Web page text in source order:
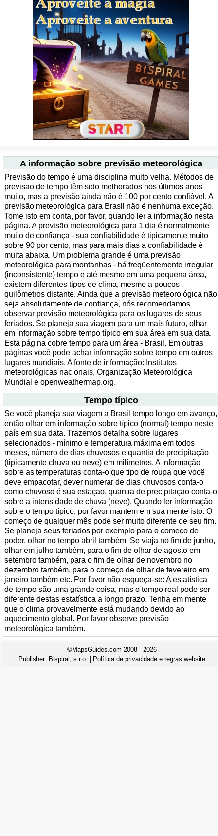
A informação sobre previsão meteorológica
Previsão do tempo é uma disciplina muito velha. Métodos de
previsão de tempo têm sido melhorados nos últimos anos
muito, mas a previsão ainda não é 100 por cento confiável. A
previsão meteorológica para Brasil não é nenhuma exceção.
Tome isto em conta, por favor, quando ler a informação nesta
página. A previsão meteorológica para 1 dia é normalmente
muito de confiança - sua confiabilidade é tipicamente muito
sobre 90 por cento, mas para mais dias a confiabilidade é
muita abaixa. Um problema grande é uma previsão
meteorológica para montanhas - há freqüentemente irregular
(inconsistente) tempo e até mesmo em uma pequena área,
existem diferentes tipos de clima, mesmo a poucos
quilômetros distante. Ainda que a previsão meteorológica não
seja absolutamente de confiança, nós recomendamos
observar previsão meteorológica para os lugares de seus
feriados. Se planeja sua viagem para um mais futuro, olhar
em informação sobre tempo típico em sua área em sua data.
Esta página cobre tempo para um área - Brasil. Em outras
páginas você pode achar informação sobre tempo em outros
lugares mundiais. A fonte de informação: Institutos
meteorológicas nacionais, Organização Meteorológica
Mundial e openweathermap.org.
Tempo típico
Se você planeja sua viagem a Brasil tempo longo em avanço,
então olhar em informação sobre típico (normal) tempo neste
país em sua data. Trazemos detalha sobre lugares
selecionados - mínimo e temperatura máxima em todos
meses, número de dias chuvosos e quantia de precipitação
(tipicamente chuva ou neve) em milímetros. A informação
sobre as temperaturas conta-o que tipo de roupa que você
deve empacotar, dever numerar de dias chuvosos conta-o
como chuvoso é sua estação, quantia de precipitação conta-o
sobre a intensidade de chuva (neve). Quando ler informação
sobre o tempo típico, por favor mantem em sua mente isto: O
começo de qualquer mês pode ser muito diferente de seu fim.
Se planeja seus feriados por exemplo para o começo de
poder, olhar no tempo abril também. Se viaja no fim de junho,
olhar em julho também, para o fim de olhar de agosto em
setembro também, para o fim de olhar de novembro no
dezembro também, para o começo de olhar de fevereiro em
janeiro também etc. Por favor não esqueça-se: A estatística
de tempo são uma grande coisa, mas o tempo real pode ser
diferente destas estatística a longo prazo. Tenha em mente
que o clima provavelmente está mudando devido ao
aquecimento global. Por favor observe previsão
meteorológica também.
©MapsGuides.com 2008 - 2026
Publisher: Bispiral, s.r.o. Política de privacidade e regras website